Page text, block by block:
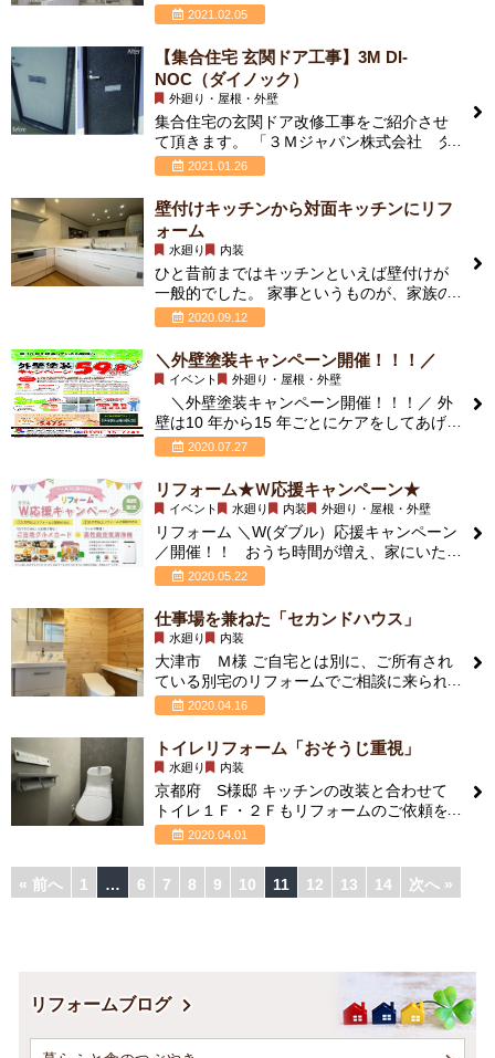
スはとても重要です。 雨や紫外線によっ
2021.02.05
【集合住宅 玄関ドア工事】3M DI-
NOC（ダイノック）
外廻り・屋根・外壁
集合住宅の玄関ドア改修工事をご紹介させ
て頂きます。 「３Ｍジャパン株式会社 ダ
イノック フィルム」 ダイノ
2021.01.26
壁付けキッチンから対面キッチンにリフ
ォーム
水廻り 内装
ひと昔前まではキッチンといえば壁付けが
一般的でした。 家事というものが、家族の
団欒から切り離されて考えられていたから
です。
2020.09.12
＼外壁塗装キャンペーン開催！！！／
イベント 外廻り・屋根・外壁
＼外壁塗装キャンペーン開催！！！／ 外
壁は10 年から15 年ごとにケアをしてあげる
ことで家自体の劣化を大幅に抑えられ
2020.07.27
リフォーム★Ｗ応援キャンペーン★
イベント 水廻り 内装 外廻り・屋根・外壁
リフォーム ＼W(ダブル）応援キャンペーン
／開催！！ おうち時間が増え、家にいたら
いろいろ気になる…なんて
2020.05.22
仕事場を兼ねた「セカンドハウス」
水廻り 内装
大津市 Ｍ様 ご自宅とは別に、ご所有され
ている別宅のリフォームでご相談に来られ
たＭ様 水廻り設備としては、トイレと簡易
2020.04.16
トイレリフォーム「おそうじ重視」
水廻り 内装
京都府 S様邸 キッチンの改装と合わせて
トイレ１Ｆ・２Ｆもリフォームのご依頼を
頂きました。 キッチン同様老朽化で床や壁
2020.04.01
« 前へ 1 … 6 7 8 9 10 11 12 13 14 次へ »
リフォームブログ